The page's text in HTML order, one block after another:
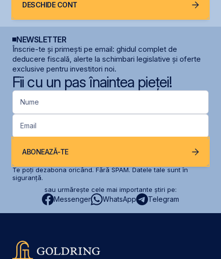
DESCHIDE CONT
NEWSLETTER
Înscrie-te și primești pe email: ghidul complet de
deducere fiscală, alerte la schimbari legislative și oferte
exclusive pentru investitori noi.
Fii cu un pas înaintea pieței!
Nume
Email
ABONEAZĂ-TE
Te poți dezabona oricând. Fără SPAM. Datele tale sunt în
siguranță.
sau urmărește cele mai importante știri pe:
Messenger WhatsApp Telegram